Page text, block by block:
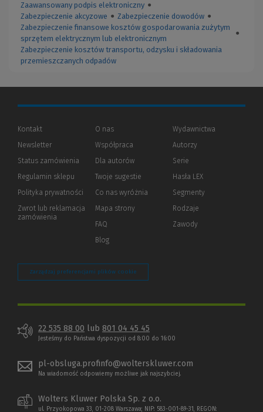
Zaawansowany podpis elektroniczny ●
Zabezpieczenie akcyzowe ● Zabezpieczenie dowodów ●
Zabezpieczenie finansowe kosztów gospodarowania zużytym
sprzętem elektrycznym lub elektronicznym
●
Zabezpieczenie kosztów transportu, odzysku i składowania
przemieszczanych odpadów
Kontakt
Newsletter
Status zamówienia
Regulamin sklepu
Polityka prywatności (Nowe
(Link
innej
Zwrot lub reklamacja
zamówienia
O nas
Współpraca
Dla autorów(Nowe
(Link
innej
strony)
Twoje sugestie
Co nas wyróżnia
Mapa strony
FAQ
Blog
Wydawnictwa
Autorzy
Serie
Hasła LEX
Segmenty
Rodzaje
Zawody
Zarządzaj preferencjami plików cookie
22 535 88 00 lub 801 04 45 45
Jesteśmy do Państwa dyspozycji od 8:00 do 16:00
pl-obsluga.profinfo@wolterskluwer.com
Na wiadomość odpowiemy możliwe jak najszybciej.
Wolters Kluwer Polska Sp. z o.o.
ul. Przyokopowa 33, 01-208 Warszawa; NIP: 583-001-89-31, REGON: